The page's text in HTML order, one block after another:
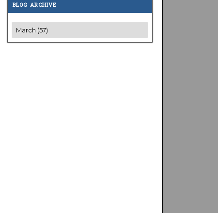
BLOG ARCHIVE